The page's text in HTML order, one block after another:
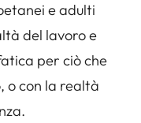
e adulti
del lavoro e
per ciò che
o con la realtà